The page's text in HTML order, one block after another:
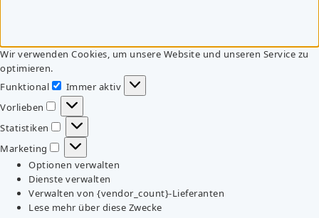
Wir verwenden Cookies, um unsere Website und unseren Service zu
optimieren.
Funktional
Funktional
Immer aktiv
Vorlieben
Vorlieben
Statistiken
Statistiken
Marketing
Marketing
Optionen verwalten
Dienste verwalten
Verwalten von {vendor_count}-Lieferanten
Lese mehr über diese Zwecke